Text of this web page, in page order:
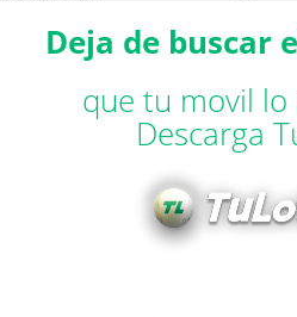
Deja de buscar
que tu movil lo
Descarga